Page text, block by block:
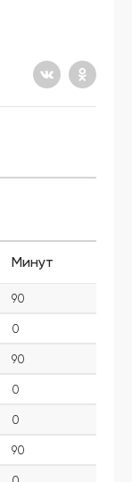
Минут
90
0
90
0
0
90